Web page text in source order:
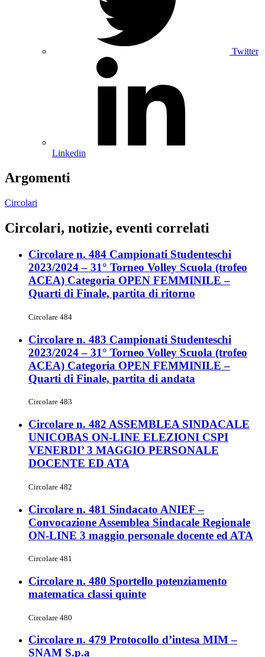
Twitter
Linkedin
Argomenti
Circolari
Circolari, notizie, eventi correlati
Circolare n. 484 Campionati Studenteschi
2023/2024 – 31° Torneo Volley Scuola (trofeo
ACEA) Categoria OPEN FEMMINILE –
Quarti di Finale, partita di ritorno
Circolare 484
Circolare n. 483 Campionati Studenteschi
2023/2024 – 31° Torneo Volley Scuola (trofeo
ACEA) Categoria OPEN FEMMINILE –
Quarti di Finale, partita di andata
Circolare 483
Circolare n. 482 ASSEMBLEA SINDACALE
UNICOBAS ON-LINE ELEZIONI CSPI
VENERDI’ 3 MAGGIO PERSONALE
DOCENTE ED ATA
Circolare 482
Circolare n. 481 Sindacato ANIEF –
Convocazione Assemblea Sindacale Regionale
ON-LINE 3 maggio personale docente ed ATA
Circolare 481
Circolare n. 480 Sportello potenziamento
matematica classi quinte
Circolare 480
Circolare n. 479 Protocollo d’intesa MIM –
SNAM S.p.a